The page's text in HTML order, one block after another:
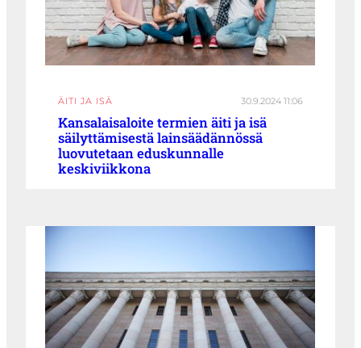
ÄITI JA ISÄ 30.9.2024 11:06
Kansalaisaloite termien äiti ja isä
säilyttämisestä­ lainsäädännössä
luovutetaan eduskunnalle
keskiviikkona